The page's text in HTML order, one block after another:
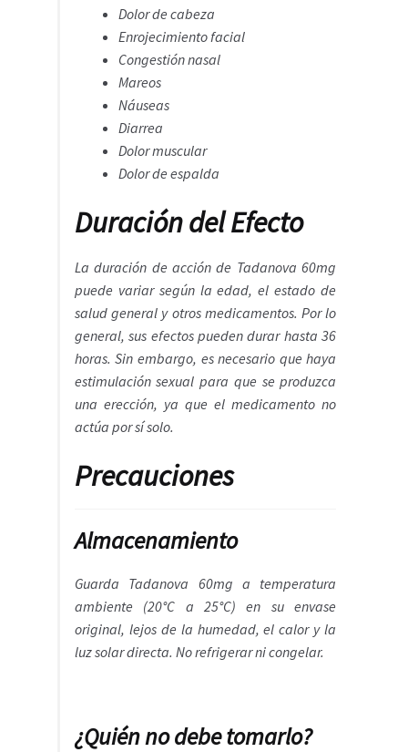
Dolor de cabeza
Enrojecimiento facial
Congestión nasal
Mareos
Náuseas
Diarrea
Dolor muscular
Dolor de espalda
Duración del Efecto
La duración de acción de Tadanova 60mg
puede variar según la edad, el estado de
salud general y otros medicamentos. Por lo
general, sus efectos pueden durar hasta 36
horas. Sin embargo, es necesario que haya
estimulación sexual para que se produzca
una erección, ya que el medicamento no
actúa por sí solo.
Precauciones
Almacenamiento
Guarda Tadanova 60mg a temperatura
ambiente (20°C a 25°C) en su envase
original, lejos de la humedad, el calor y la
luz solar directa. No refrigerar ni congelar.
¿Quién no debe tomarlo?